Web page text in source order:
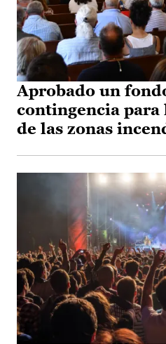
Aprobado un
contingencia para
de las zonas